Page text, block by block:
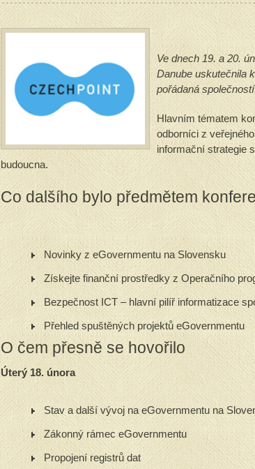
Ve dnech 19. a 20.
Danube uskutečnila
pořádaná společností
Hlavním tématem
odborníci z
informační strategie
budoucna.
Co dalšího bylo předmětem
Novinky z eGovernmentu na Slovensku
Získejte finanční prostředky z Operačního
Bezpečnost ICT – hlavní pilíř informatizace
Přehled spuštěných projektů eGovernmentu
O čem přesně se hovořilo
Úterý 18. února
Stav a další vývoj na eGovernmentu na
Zákonný rámec eGovernmentu
Propojení registrů dat